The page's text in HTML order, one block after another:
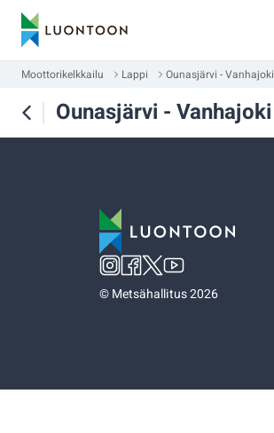
Moottorikelkkailu Lappi Ounasjärvi - Vanhajoki
Ounasjärvi - Vanhajoki
©Metsähallitus 2026